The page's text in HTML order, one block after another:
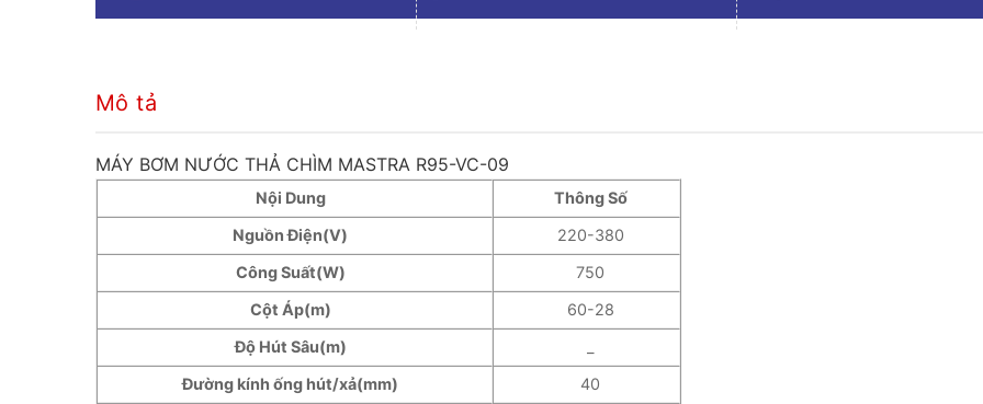
Mô tả
MÁY BƠM NƯỚC THẢ CHÌM MASTRA R95-VC-09
Nội Dung
Thông Số
Nguồn Điện(V)
220-380
Công Suất(W)
750
Cột Áp(m)
60-28
Độ Hút Sâu(m)
Đường kính ống hút/xả(mm)
40